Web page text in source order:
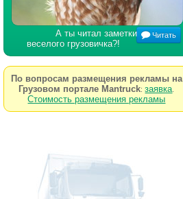
А ты читал заметки
веселого грузовичка?!
Читать
По вопросам размещения рекламы на
Грузовом портале Mantruck:заявка
Стоимость размещения рекламы